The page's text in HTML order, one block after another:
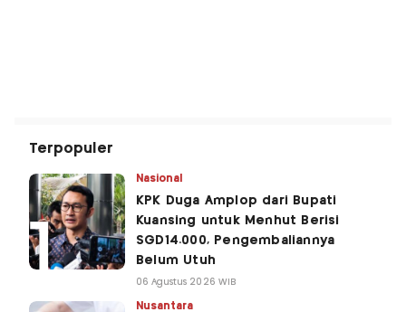
Terpopuler
Nasional
KPK Duga Amplop dari Bupati
Kuansing untuk Menhut Berisi
SGD14.000, Pengembaliannya
Belum Utuh
06 Agustus 2026 WIB
Nusantara